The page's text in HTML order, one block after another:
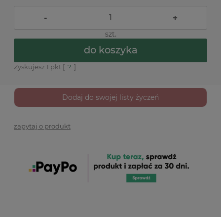
- +
szt.
do koszyka
Zyskujesz 1 pkt [ ? ]
Dodaj do swojej listy życzeń
zapytaj o produkt